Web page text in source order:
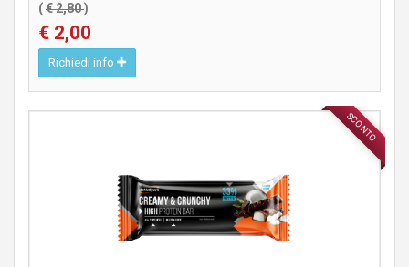
(€ 2,80)
€ 2,00
Richiedi info
SCONTO
INTEGRATORI